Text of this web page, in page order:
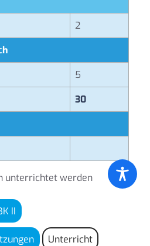
2
5
30
unterrichtet werden
II
Unterricht